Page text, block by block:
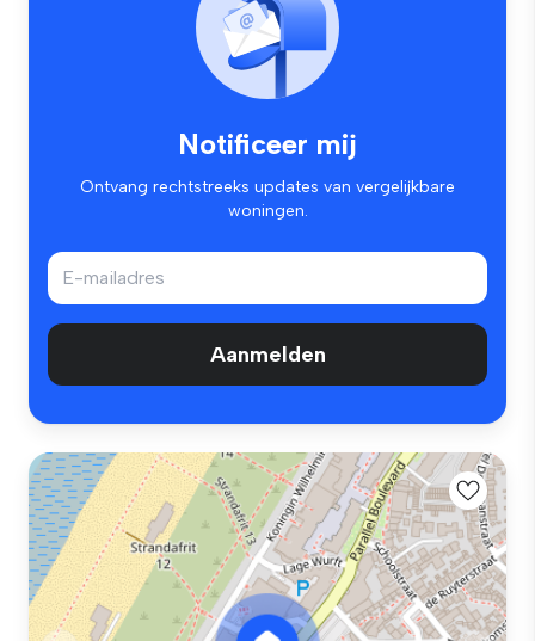
Notificeer mij
Ontvang rechtstreeks updates van vergelijkbare
woningen.
Aanmelden